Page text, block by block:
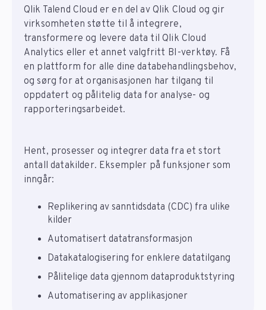
Qlik Talend Cloud er en del av Qlik Cloud og gir
virksomheten støtte til å integrere,
transformere og levere data til Qlik Cloud
Analytics eller et annet valgfritt BI-verktøy. Få
en plattform for alle dine databehandlingsbehov,
og sørg for at organisasjonen har tilgang til
oppdatert og pålitelig data for analyse- og
rapporteringsarbeidet.
Hent, prosesser og integrer data fra et stort
antall datakilder. Eksempler på funksjoner som
inngår:
Replikering av sanntidsdata (CDC) fra ulike
kilder
Automatisert datatransformasjon
Datakatalogisering for enklere datatilgang
Pålitelige data gjennom dataproduktstyring
Automatisering av applikasjoner